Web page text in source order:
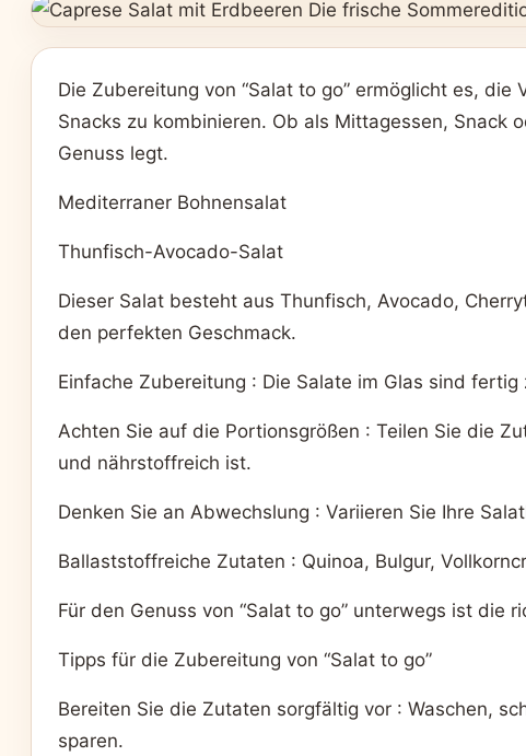
Die Zubereitung von “Salat to go” ermöglicht es,
Snacks zu kombinieren. Ob als Mittagessen, Snack
Genuss legt.
Mediterraner Bohnensalat
Thunfisch-Avocado-Salat
Dieser Salat besteht aus Thunfisch, Avocado,
den perfekten Geschmack.
Einfache Zubereitung : Die Salate im Glas sind
Achten Sie auf die Portionsgrößen : Teilen Sie die
und nährstoffreich ist.
Denken Sie an Abwechslung : Variieren Sie Ihre
Ballaststoffreiche Zutaten : Quinoa, Bulgur,
Für den Genuss von “Salat to go” unterwegs ist
Tipps für die Zubereitung von “Salat to go”
Bereiten Sie die Zutaten sorgfältig vor : Waschen,
sparen.